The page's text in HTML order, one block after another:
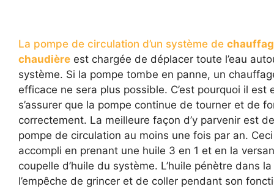
La pompe de circulation d’un système de
chaudière est chargée de déplacer toute l’eau
système. Si la pompe tombe en panne, un
efficace ne sera plus possible. C’est pourquoi il est
s’assurer que la pompe continue de tourner et de
correctement. La meilleure façon d’y parvenir est
pompe de circulation au moins une fois par an.
accompli en prenant une huile 3 en 1 et en la
coupelle d’huile du système. L’huile pénètre dans
l’empêche de grincer et de coller pendant son